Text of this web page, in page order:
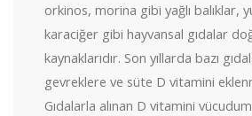
orkinos, morina gibi yağlı balıklar,
karaciğer gibi hayvansal gıdalar
kaynaklarıdır. Son yıllarda bazı
gevreklere ve süte D vitamini
Gıdalarla alınan D vitamini